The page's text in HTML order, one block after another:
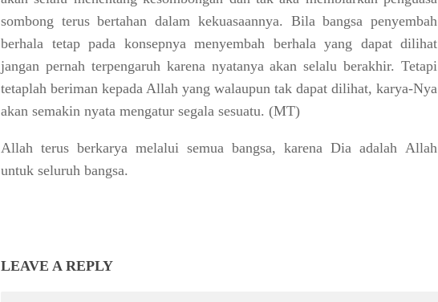
sombong terus bertahan dalam kekuasaannya. Bila bangsa penyembah
berhala tetap pada konsepnya menyembah berhala yang dapat dilihat
jangan pernah terpengaruh karena nyatanya akan selalu berakhir. Tetapi
tetaplah beriman kepada Allah yang walaupun tak dapat dilihat, karya-Nya
akan semakin nyata mengatur segala sesuatu. (MT)
Allah terus berkarya melalui semua bangsa, karena Dia adalah Allah
untuk seluruh bangsa.
LEAVE A REPLY